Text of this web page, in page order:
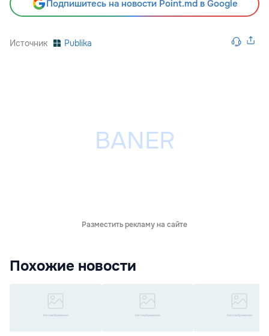
Подпишитесь на новости Point.md в Google
Источник Publika
Разместить рекламу на сайте
Похожие новости